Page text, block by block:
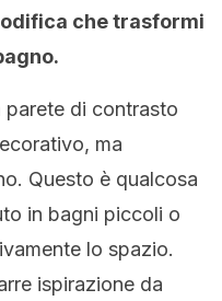
che trasformi
parete di contrasto
ma
Questo è qualcosa
in bagni piccoli o
lo spazio.
ispirazione da